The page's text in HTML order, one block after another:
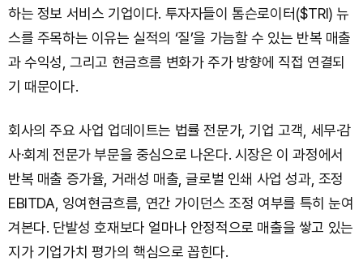
하는 정보 서비스 기업이다. 투자자들이 톰슨로이터($TRI) 뉴
스를 주목하는 이유는 실적의 ‘질’을 가늠할 수 있는 반복 매출
과 수익성, 그리고 현금흐름 변화가 주가 방향에 직접 연결되
기 때문이다.
회사의 주요 사업 업데이트는 법률 전문가, 기업 고객, 세무·감
사·회계 전문가 부문을 중심으로 나온다. 시장은 이 과정에서
반복 매출 증가율, 거래성 매출, 글로벌 인쇄 사업 성과, 조정
EBITDA, 잉여현금흐름, 연간 가이던스 조정 여부를 특히 눈여
겨본다. 단발성 호재보다 얼마나 안정적으로 매출을 쌓고 있는
지가 기업가치 평가의 핵심으로 꼽힌다.